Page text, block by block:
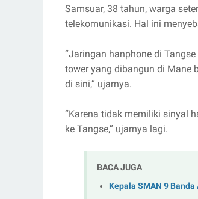
Samsuar, 38 tahun, warga
telekomunikasi. Hal ini
“Jaringan hanphone di
tower yang dibangun di Mane
di sini,” ujarnya.
“Karena tidak memiliki sinyal
ke Tangse,” ujarnya lagi.
BACA JUGA
Kepala SMAN 9